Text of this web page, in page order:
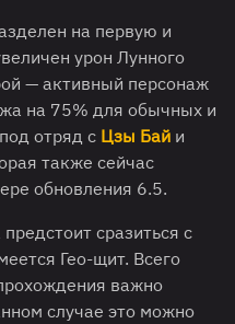
на первую и
урон Лунного
— активный персонаж
на 75% для обычных и
отряд с Цзы Бай и
также сейчас
обновления 6.5.
сразиться с
Гео-щит. Всего
важно
случае это можно